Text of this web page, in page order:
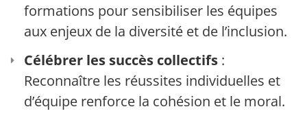
formations pour sensibiliser les équipes
aux enjeux de la diversité et de l’inclusion.
Célébrer les succès collectifs :
Reconnaître les réussites individuelles et
d’équipe renforce la cohésion et le moral.